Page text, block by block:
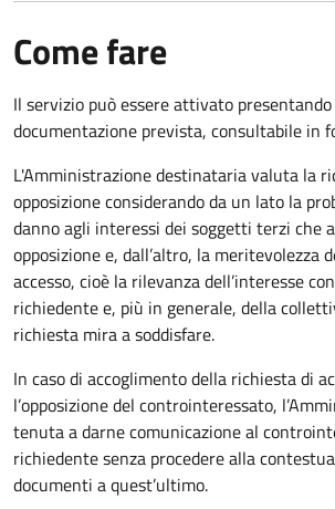
Come fare
Il servizio può essere attivato
documentazione prevista, consultabile in
L'Amministrazione destinataria valuta la
opposizione considerando da un lato la
danno agli interessi dei soggetti terzi che
opposizione e, dall’altro, la meritevolezza
accesso, cioè la rilevanza dell’interesse
richiedente e, più in generale, della
richiesta mira a soddisfare.
In caso di accoglimento della richiesta di
l’opposizione del controinteressato,
tenuta a darne comunicazione al
richiedente senza procedere alla
documenti a quest’ultimo.